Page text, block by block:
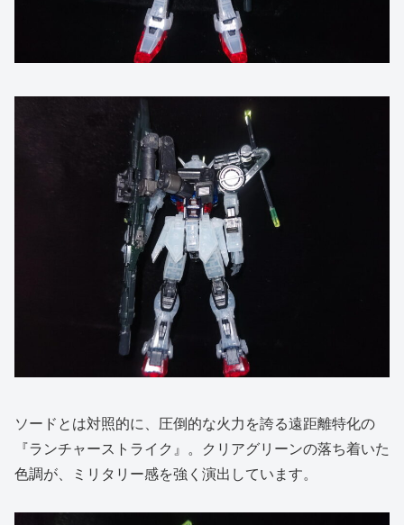
ソードとは対照的に、圧倒的な火力を誇る遠距離特化の
『ランチャーストライク』。クリアグリーンの落ち着いた
色調が、ミリタリー感を強く演出しています。